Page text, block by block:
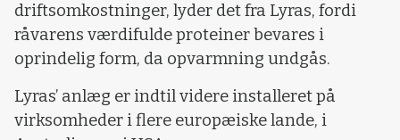
driftsomkostninger, lyder det fra Lyras, fordi
råvarens værdifulde proteiner bevares i
oprindelig form, da opvarmning undgås.
Lyras’ anlæg er indtil videre installeret på
virksomheder i flere europæiske lande, i